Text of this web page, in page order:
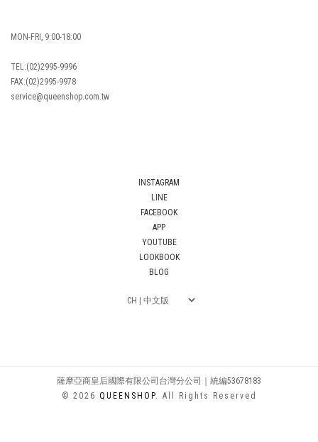
MON-FRI, 9:00-18:00
TEL:(02)2995-9996
FAX:(02)2995-9978
service@queenshop.com.tw
INSTAGRAM
LINE
FACEBOOK
APP
YOUTUBE
LOOKBOOK
BLOG
薩摩亞商皇后國際有限公司台灣分公司｜統編53678183
© 2026 QUEENSHOP. All Rights Reserved